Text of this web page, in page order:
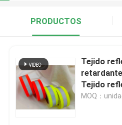
PRODUCTOS
Tejido
Tejido
retardante
MOQ：